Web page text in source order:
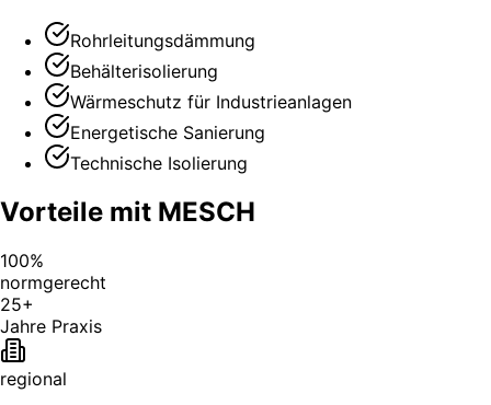
Rohrleitungsdämmung
Behälterisolierung
Wärmeschutz für Industrieanlagen
Energetische Sanierung
Technische Isolierung
Vorteile mit MESCH
100%
normgerecht
25+
Jahre Praxis
regional